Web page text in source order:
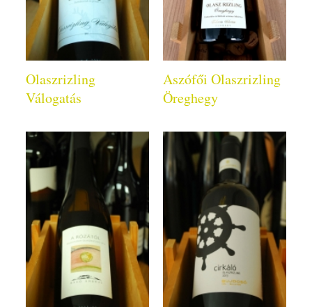
Olaszrizling
Válogatás
Aszófői Olaszrizling
Öreghegy